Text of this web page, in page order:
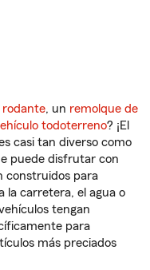
rodante, un remolque de
todoterreno? ¡El
casi tan diverso como
puede disfrutar con
construidos para
la carretera, el agua o
tengan
para
más preciados